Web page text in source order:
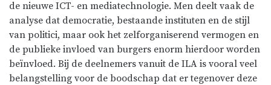
de nieuwe ICT- en mediatechnologie. Men deelt vaak de
analyse dat democratie, bestaande instituten en de stijl
van politici, maar ook het zelforganiserend vermogen en
de publieke invloed van burgers enorm hierdoor worden
beïnvloed. Bij de deelnemers vanuit de ILA is vooral veel
belangstelling voor de boodschap dat er tegenover deze